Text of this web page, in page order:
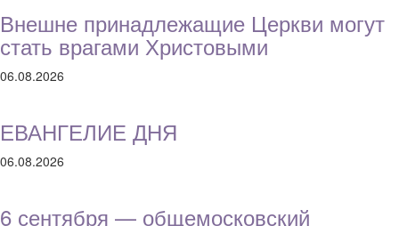
Внешне принадлежащие Церкви могут
стать врагами Христовыми
06.08.2026
ЕВАНГЕЛИЕ ДНЯ
06.08.2026
6 сентября — общемосковский